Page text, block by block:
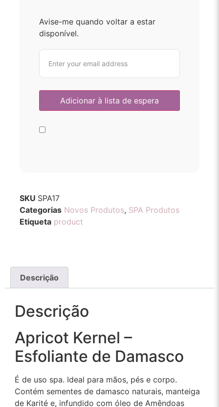
Avise-me quando voltar a estar
disponível.
SKU SPA17
Categorias Novos Produtos, SPA Produtos
Etiqueta product
Descrição
Descrição
Apricot Kernel –
Esfoliante de Damasco
É de uso spa. Ideal para mãos, pés e corpo.
Contém sementes de damasco naturais, manteiga
de Karité e, infundido com óleo de Amêndoas